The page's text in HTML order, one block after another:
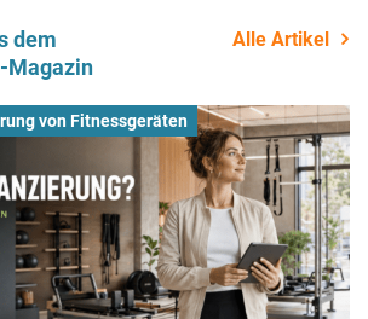
dem
Magazin
Alle Artikel
von Fitnessgeräten